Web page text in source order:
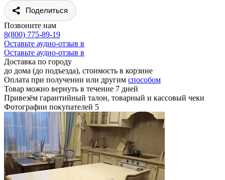
Поделиться
Позвоните нам
8(800) 775-89-19
Оставьте аудио-отзыв в
Оставьте аудио-отзыв в
Доставка по городу
до дома (до подъезда), стоимость в корзине
Оплата при получении или другим способом
Товар можно вернуть в течение 7 дней
Привезём гарантийный талон, товарный и кассовый чеки
Фотографии покупателей 5